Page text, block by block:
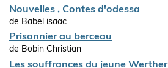
Nouvelles , Contes d'odessa
de Babel isaac
Prisonnier au berceau
de Bobin Christian
Les souffrances du jeune Werther